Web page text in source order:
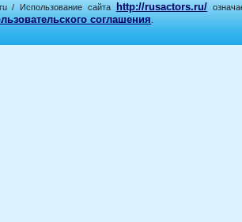
/ Использование сайта http://rusactors.ru/
соглашения